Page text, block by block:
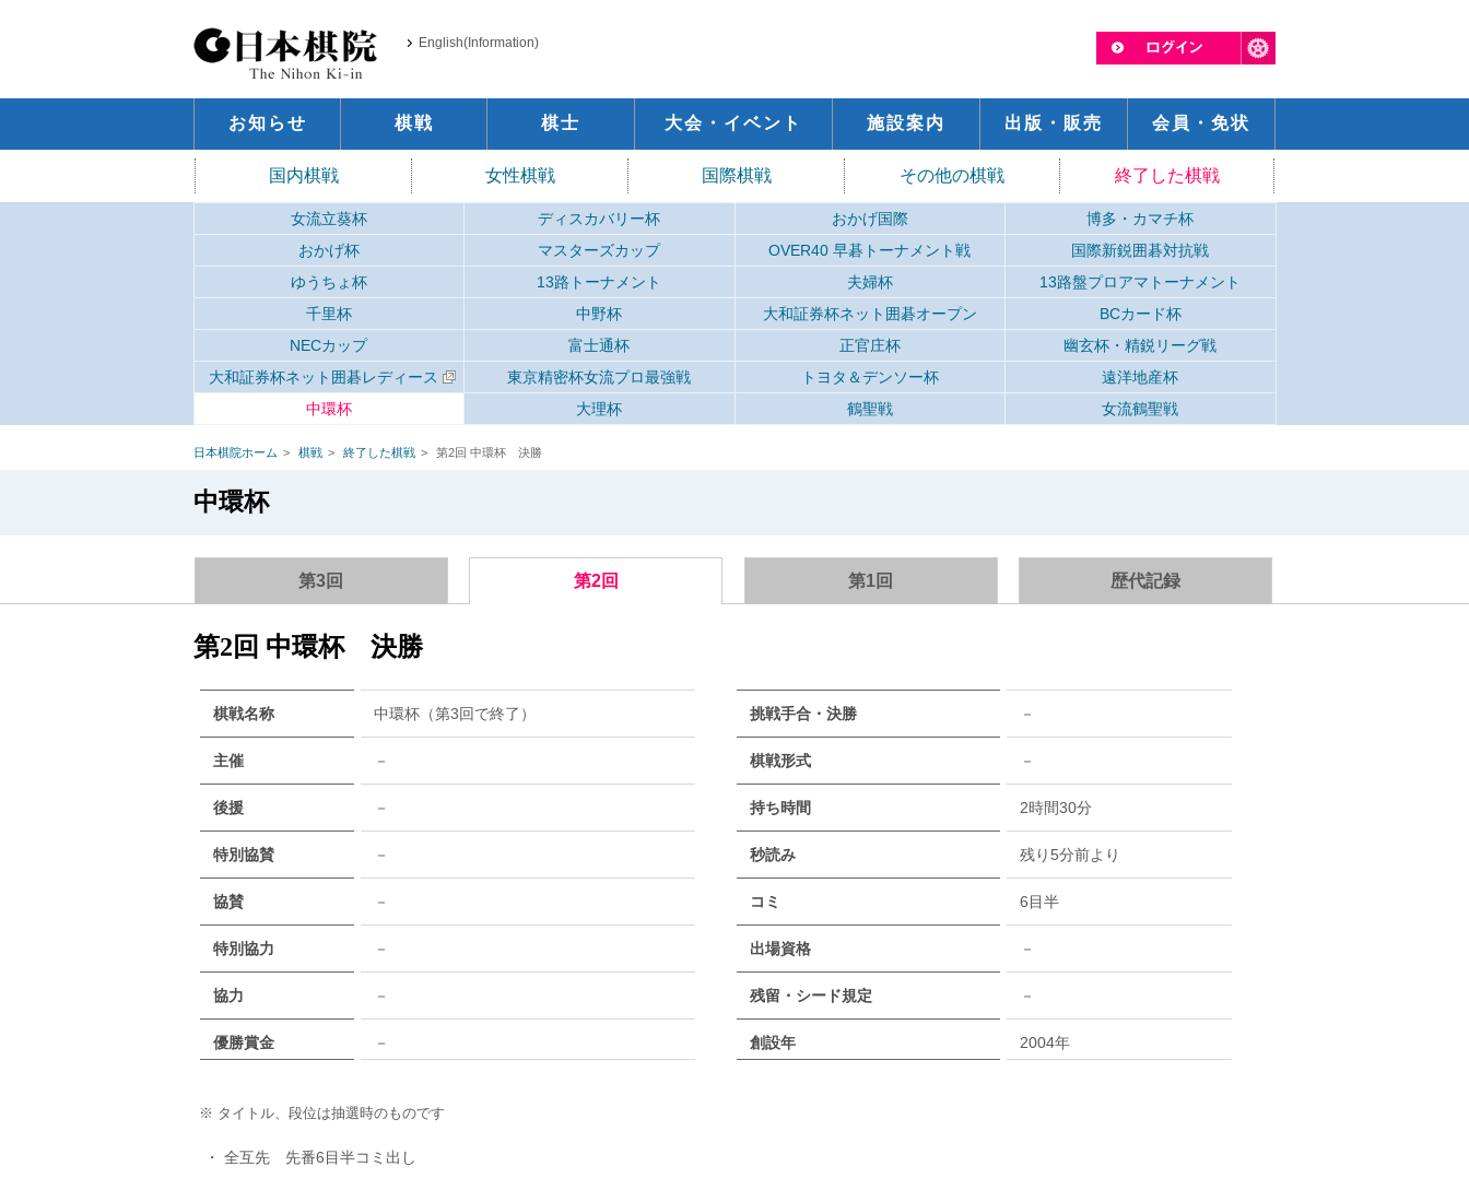
English(Information)
お知らせ 棋戦 棋士 大会・イベント 施設案内 出版・販売 会員・免状
国内棋戦 女性棋戦 国際棋戦 その他の棋戦 終了した棋戦
女流立葵杯 ディスカバリー杯 おかげ国際
博多・カマチ杯
おかげ杯
マスターズカップ OVER40 早碁トーナメント戦
国際新鋭囲碁対抗戦
ゆうちょ杯
13路トーナメント 夫婦杯
13路盤プロアマトーナメント
千里杯
中野杯 大和証券杯ネット囲碁オープン
BCカード杯
NECカップ
富士通杯 正官庄杯
幽玄杯・精鋭リーグ戦
大和証券杯ネット囲碁レディース
東京精密杯女流プロ最強戦 トヨタ＆デンソー杯
遠洋地産杯
中環杯
大理杯 鶴聖戦 女流鶴聖戦
日本棋院ホーム 棋戦 終了した棋戦 第2回 中環杯 決勝
中環杯
第3回 第2回 第1回 歴代記録
第2回 中環杯 決勝
棋戦名称 中環杯（第3回で終了）
主催 －
後援 －
特別協賛 －
協賛 －
特別協力 －
協力 －
優勝賞金 －
挑戦手合・決勝 －
棋戦形式 －
持ち時間 2時間30分
秒読み 残り5分前より
コミ 6目半
出場資格 －
残留・シード規定 －
創設年 2004年
※ タイトル、段位は抽選時のものです
・ 全互先 先番6目半コミ出し